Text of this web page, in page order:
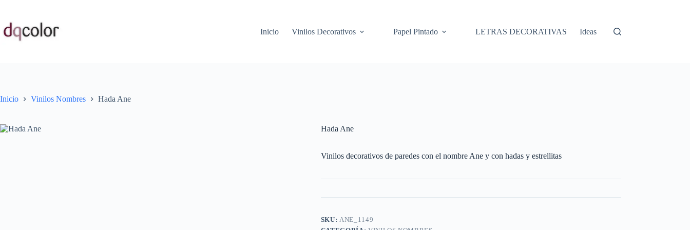
contenido
Inicio
Vinilos Decorativos Papel Pintado LETRAS DECORATIVAS Ideas
Inicio Vinilos Nombres Hada Ane
Hada Ane
Vinilos decorativos de paredes con el nombre Ane y con hadas y estrellitas
SKU:ANE_1149